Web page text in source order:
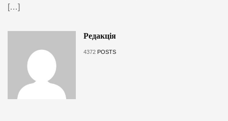
[…]
Редакція
4372 POSTS